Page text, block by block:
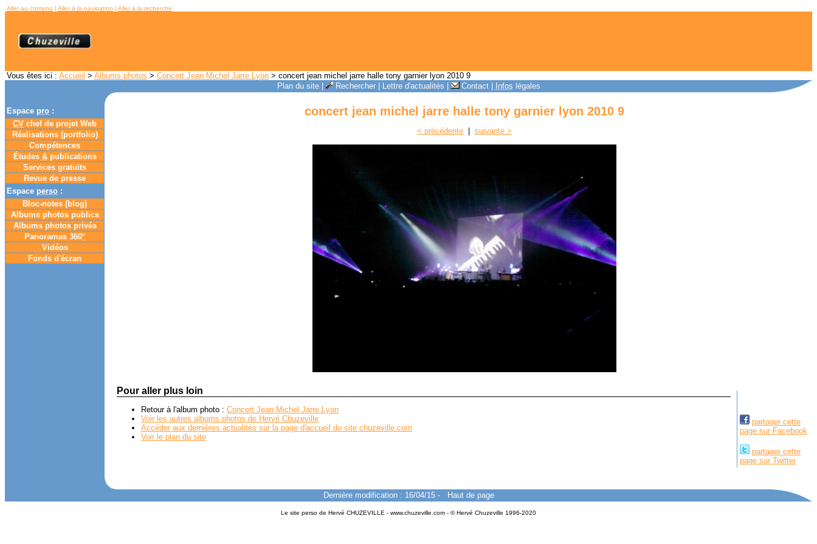
Aller au contenu | Aller à la navigation | Aller à la recherche
Vous êtes ici : Accueil > Albums photos > Concert Jean Michel Jarre Lyon > concert jean michel jarre halle tony garnier lyon 2010 9
Plan du site| Rechercher| Lettre d'actualités Contact| Infos légales
Espace pro :
CV chef de projet Web
Réalisations (portfolio)
Compétences
Études &publications
Services gratuits
Revue de presse
Espace perso :
Bloc-notes (blog)
Albums photos publics
Albums photos privés
Panoramas 360°
Vidéos
Fonds d'écran
concert jean michel jarre halle tony garnier lyon 2010 9
< précédente suivante >
partager cette
page sur Facebook
partager cette
page sur Twitter
Pour aller plus loin
Retour à l'album photo : Concert Jean Michel Jarre Lyon
Voir les autres albums photos de Hervé Chuzeville
Accéder aux dernières actualités sur la page d'accueil du site chuzeville.com
Voir le plan du site
Dernière modification : 16/04/15- Haut de page
Le site perso de Hervé CHUZEVILLE - www.chuzeville.com - © Hervé Chuzeville 1996-2020